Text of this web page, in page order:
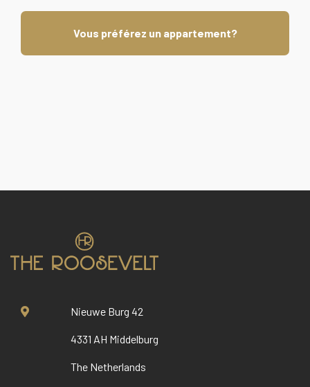
Vous préférez un appartement?
Nieuwe Burg 42
4331 AH Middelburg
The Netherlands